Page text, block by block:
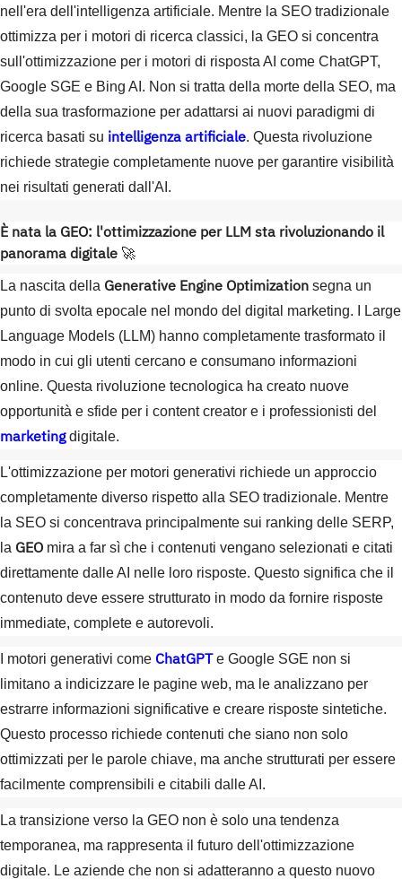
nell'era dell'intelligenza artificiale. Mentre la SEO tradizionale
ottimizza per i motori di ricerca classici, la GEO si concentra
sull'ottimizzazione per i motori di risposta AI come ChatGPT,
Google SGE e Bing AI. Non si tratta della morte della SEO, ma
della sua trasformazione per adattarsi ai nuovi paradigmi di
ricerca basati su intelligenza artificiale. Questa rivoluzione
richiede strategie completamente nuove per garantire visibilità
nei risultati generati dall'AI.
È nata la GEO: l'ottimizzazione per LLM sta rivoluzionando il
panorama digitale 🚀
La nascita della Generative Engine Optimization segna un
punto di svolta epocale nel mondo del digital marketing. I Large
Language Models (LLM) hanno completamente trasformato il
modo in cui gli utenti cercano e consumano informazioni
online. Questa rivoluzione tecnologica ha creato nuove
opportunità e sfide per i content creator e i professionisti del
marketingdigitale.
L'ottimizzazione per motori generativi richiede un approccio
completamente diverso rispetto alla SEO tradizionale. Mentre
la SEO si concentrava principalmente sui ranking delle SERP,
la GEO mira a far sì che i contenuti vengano selezionati e citati
direttamente dalle AI nelle loro risposte. Questo significa che il
contenuto deve essere strutturato in modo da fornire risposte
immediate, complete e autorevoli.
I motori generativi come ChatGPTe Google SGE non si
limitano a indicizzare le pagine web, ma le analizzano per
estrarre informazioni significative e creare risposte sintetiche.
Questo processo richiede contenuti che siano non solo
ottimizzati per le parole chiave, ma anche strutturati per essere
facilmente comprensibili e citabili dalle AI.
La transizione verso la GEO non è solo una tendenza
temporanea, ma rappresenta il futuro dell'ottimizzazione
digitale. Le aziende che non si adatteranno a questo nuovo